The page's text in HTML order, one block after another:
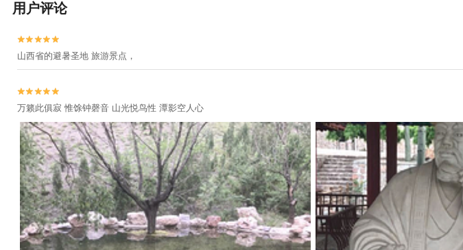
用户评论


山西省的避暑圣地 旅游景点，


万籁此俱寂 惟馀钟磬音 山光悦鸟性 潭影空人心